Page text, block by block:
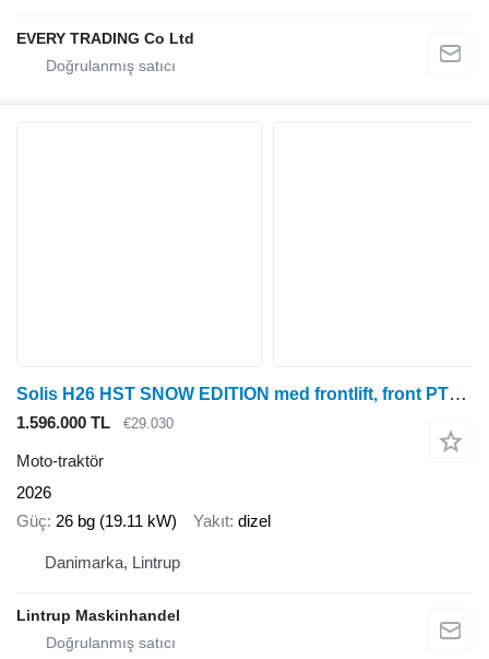
EVERY TRADING Co Ltd
Solis H26 HST SNOW EDITION med frontlift, front PTO, Vario SHL150 snep
1.596.000 TL €29.030
Moto-traktör
2026
Güç 26 bg (19.11 kW) Yakıt dizel
Danimarka, Lintrup
Lintrup Maskinhandel